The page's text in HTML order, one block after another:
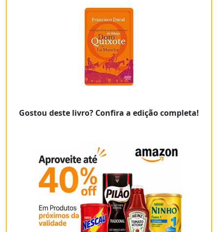
Gostou deste livro? Confira a edição completa!